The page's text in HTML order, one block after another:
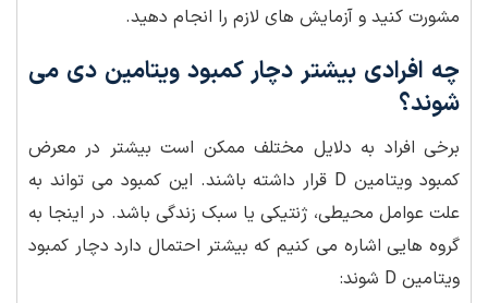
مشورت کنید و آزمایش های لازم را انجام دهید.
چه افرادی بیشتر دچار کمبود ویتامین دی می
شوند؟
برخی افراد به دلایل مختلف ممکن است بیشتر در معرض
کمبود ویتامین D قرار داشته باشند. این کمبود می تواند به
علت عوامل محیطی، ژنتیکی یا سبک زندگی باشد. در اینجا به
گروه هایی اشاره می کنیم که بیشتر احتمال دارد دچار کمبود
ویتامین D شوند: